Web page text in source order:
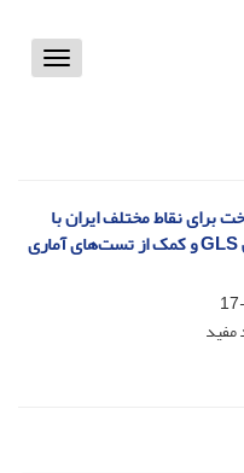
Toggle
برای نقاط مختلف ایران با
استفاده از رگرسیون‌های درجه دوم و خطی G‌L‌S و کمک از تست‌های آماری